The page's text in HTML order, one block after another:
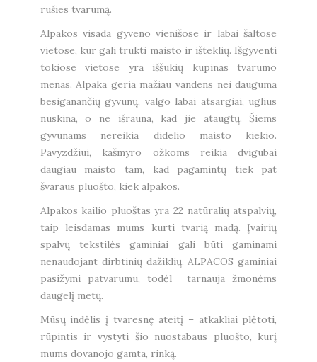
rūšies tvarumą.
Alpakos visada gyveno vienišose ir labai šaltose
vietose, kur gali trūkti maisto ir išteklių. Išgyventi
tokiose vietose yra iššūkių kupinas tvarumo
menas. Alpaka geria mažiau vandens nei dauguma
besiganančių gyvūnų, valgo labai atsargiai, ūglius
nuskina, o ne išrauna, kad jie ataugtų. Šiems
gyvūnams nereikia didelio maisto kiekio.
Pavyzdžiui, kašmyro ožkoms reikia dvigubai
daugiau maisto tam, kad pagamintų tiek pat
švaraus pluošto, kiek alpakos.
Alpakos kailio pluoštas yra 22 natūralių atspalvių,
taip leisdamas mums kurti tvarią madą. Įvairių
spalvų tekstilės gaminiai gali būti gaminami
nenaudojant dirbtinių dažiklių. ALPACOS gaminiai
pasižymi patvarumu, todėl tarnauja žmonėms
daugelį metų.
Mūsų indėlis į tvaresnę ateitį – atkakliai plėtoti,
rūpintis ir vystyti šio nuostabaus pluošto, kurį
mums dovanojo gamta, rinką.